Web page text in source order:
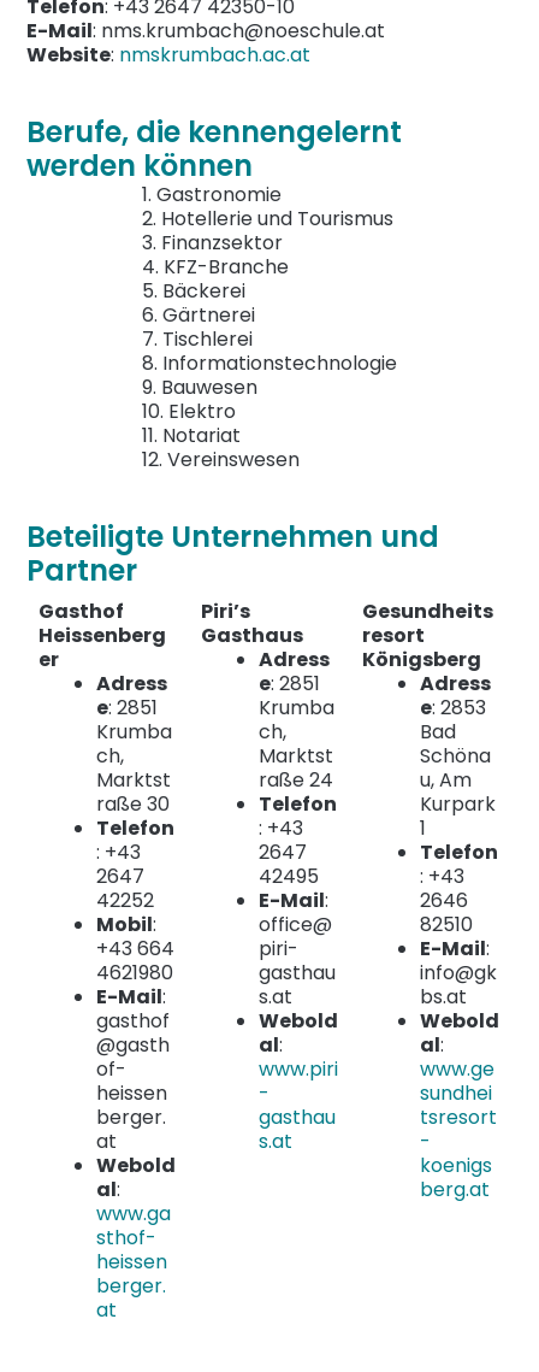
Telefon: +43 2647 42350-10
E-Mail: nms.krumbach@noeschule.at
Website: nmskrumbach.ac.at
Berufe, die kennengelernt
werden können
1. Gastronomie
2. Hotellerie und Tourismus
3. Finanzsektor
4. KFZ-Branche
5. Bäckerei
6. Gärtnerei
7. Tischlerei
8. Informationstechnologie
9. Bauwesen
10. Elektro
11. Notariat
12. Vereinswesen
Beteiligte Unternehmen und
Partner
Gasthof
Heissenberg
er
Adress
e: 2851
Krumba
ch,
Marktst
raße 30
Telefon
: +43
2647
42252
Mobil:
+43 664
4621980
E-Mail:
gasthof
@gasth
of-
heissen
berger.
at
Webold
al:
www.ga
sthof-
heissen
berger.
at
Piri’s
Gasthaus
Adress
e: 2851
Krumba
ch,
Marktst
raße 24
Telefon
: +43
2647
42495
E-Mail:
office@
piri-
gasthau
s.at
Webold
al:
www.piri
-
gasthau
s.at
Gesundheits
resort
Königsberg
Adress
e: 2853
Bad
Schöna
u, Am
Kurpark
1
Telefon
: +43
2646
82510
E-Mail:
info@gk
bs.at
Webold
al:
www.ge
sundhei
tsresort
-
koenigs
berg.at